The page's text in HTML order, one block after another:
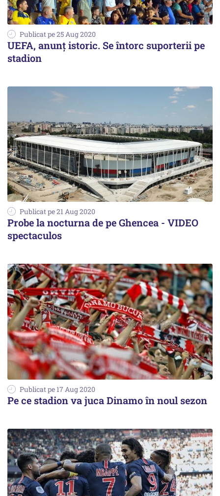
Publicat pe 25 Aug 2020
UEFA, anunţ istoric. Se întorc suporterii pe
stadion
Publicat pe 21 Aug 2020
Probe la nocturna de pe Ghencea - VIDEO
spectaculos
Publicat pe 17 Aug 2020
Pe ce stadion va juca Dinamo în noul sezon